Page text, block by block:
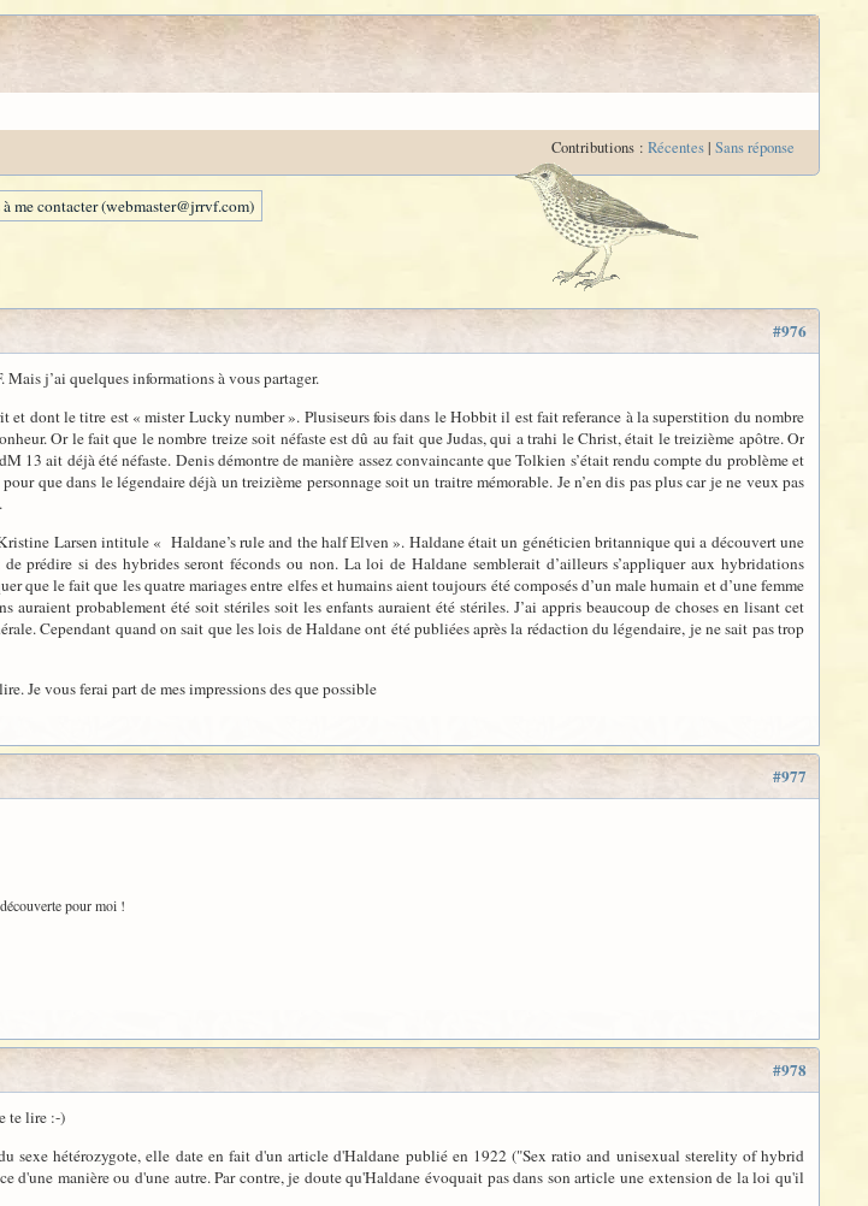
Contributions : Récentes| Sans réponse
me contacter (webmaster@jrrvf.com)
#976
j’ai quelques informations à vous partager.
et dont le titre est « mister Lucky number ». Plusiseurs fois dans le Hobbit il est fait referance à la superstition du nombre
Or le fait que le nombre treize soit néfaste est dû au fait que Judas, qui a trahi le Christ, était le treizième apôtre. Or
13 ait déjà été néfaste. Denis démontre de manière assez convaincante que Tolkien s’était rendu compte du problème et
que dans le légendaire déjà un treizième personnage soit un traitre mémorable. Je n’en dis pas plus car je ne veux pas
Larsen intitule « Haldane’s rule and the half Elven ». Haldane était un généticien britannique qui a découvert une
prédire si des hybrides seront féconds ou non. La loi de Haldane semblerait d’ailleurs s’appliquer aux hybridations
que le fait que les quatre mariages entre elfes et humains aient toujours été composés d’un male humain et d’une femme
probablement été soit stériles soit les enfants auraient été stériles. J’ai appris beaucoup de choses en lisant cet
Cependant quand on sait que les lois de Haldane ont été publiées après la rédaction du légendaire, je ne sait pas trop
Je vous ferai part de mes impressions des que possible
#977
pour moi !
#978
te lire :-)
sexe hétérozygote, elle date en fait d'un article d'Haldane publié en 1922 ("Sex ratio and unisexual sterelity of hybrid
d'une manière ou d'une autre. Par contre, je doute qu'Haldane évoquait pas dans son article une extension de la loi qu'il